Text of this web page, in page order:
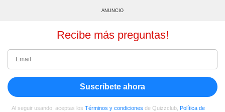
ANUNCIO
Recibe más preguntas!
Suscríbete ahora
Al seguir usando, aceptas los Términos y condiciones de Quizzclub, Política de